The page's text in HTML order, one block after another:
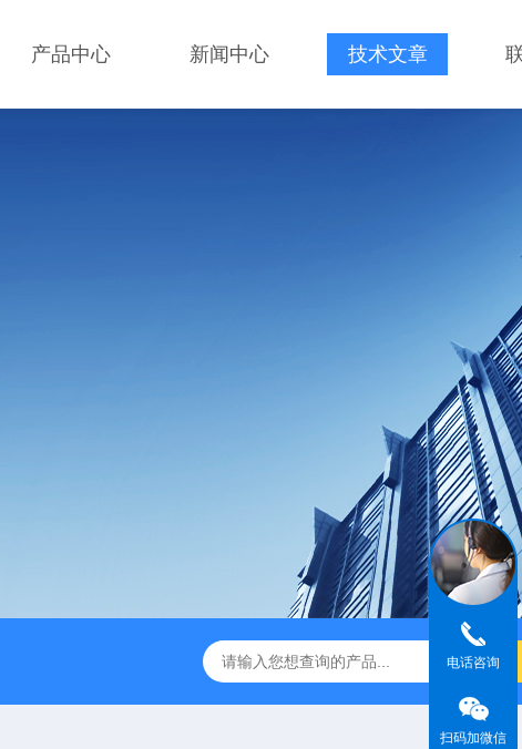
产品中心 新闻中心 技术文章
HMK-200200LS-N空气喷射筛 HMK-200e200ls气流
电话咨询
扫码加微信